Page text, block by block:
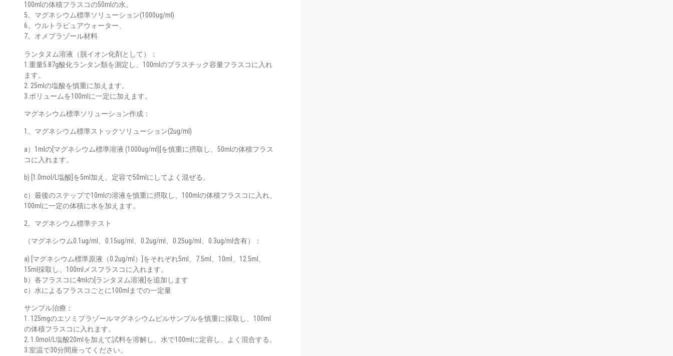
100mlの体積フラスコの50mlの水。
5。マグネシウム標準ソリューション(1000ug/ml)
6。ウルトラピュアウォーター、
7。オメプラゾール材料
ランタヌム溶液（脱イオン化剤として）：
1.重量5.87g酸化ランタン類を測定し、100mlのプラスチック容量フラスコに入れ
ます。
2. 25mlの塩酸を慎重に加えます。
3.ボリュームを100mlに一定に加えます。
マグネシウム標準ソリューション作成：
1。マグネシウム標準ストックソリューション(2ug/ml)
a）1mlの[マグネシウム標準溶液 (1000ug/ml)]を慎重に摂取し、50mlの体積フラス
コに入れます。
b) [1.0mol/L塩酸]を5ml加え、定容で50mlにしてよく混ぜる。
c）最後のステップで10mlの溶液を慎重に摂取し、100mlの体積フラスコに入れ、
100mlに一定の体積に水を加えます。
2。マグネシウム標準テスト
（マグネシウム0.1ug/ml、0.15ug/ml、0.2ug/ml、0.25ug/ml、0.3ug/ml含有）：
a) [マグネシウム標準原液（0.2ug/ml）]をそれぞれ5ml、7.5ml、10ml、12.5ml、
15ml採取し、100mlメスフラスコに入れます。
b）各フラスコに4mlの[ランタヌム溶液]を追加します
c）水によるフラスコごとに100mlまでの一定量
サンプル治療：
1. 125mgのエソミプラゾールマグネシウムピルサンプルを慎重に採取し、100ml
の体積フラスコに入れます。
2. 1.0mol/L塩酸20mlを加えて試料を溶解し、水で100mlに定容し、よく混合する。
3.室温で30分間座ってください。